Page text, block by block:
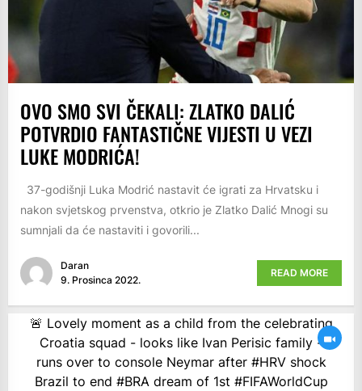
OVO SMO SVI ČEKALI: ZLATKO DALIĆ
POTVRDIO FANTASTIČNE VIJESTI U VEZI
LUKE MODRIĆA!
37-godišnji Luka Modrić nastavit će igrati za Hrvatsku i
nakon svjetskog prvenstva, otkrio je Zlatko Dalić Mnogi su
sumnjali da će nastaviti i govorili...
Daran
9. Prosinca 2022.
READ MORE
🚨 Lovely moment as a child from the celebrating
Croatia squad - looks like Ivan Perisic family -
runs over to console Neymar after #HRVshock
Brazil to end #BRAdream of 1st #FIFAWorldCup